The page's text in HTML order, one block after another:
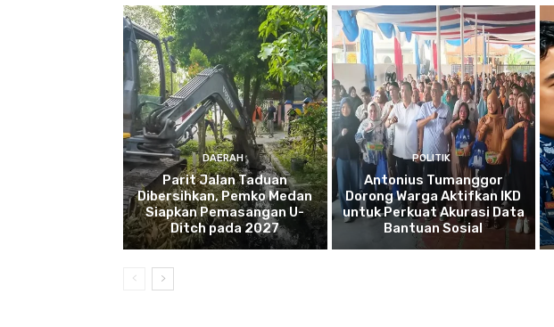
DAERAH
Parit Jalan Taduan
Dibersihkan, Pemko Medan
Siapkan Pemasangan U-
Ditch pada 2027
POLITIK
Antonius Tumanggor
Dorong Warga Aktifkan IKD
untuk Perkuat Akurasi Data
Bantuan Sosial